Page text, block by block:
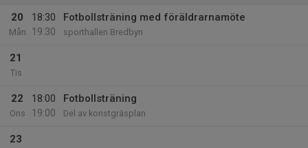
20
Mån
18:30
19:30
Fotbollsträning med föräldrarnamöte
sporthallen Bredbyn
21
Tis
22
Ons
18:00
19:00
Fotbollsträning
Del av konstgräsplan
23